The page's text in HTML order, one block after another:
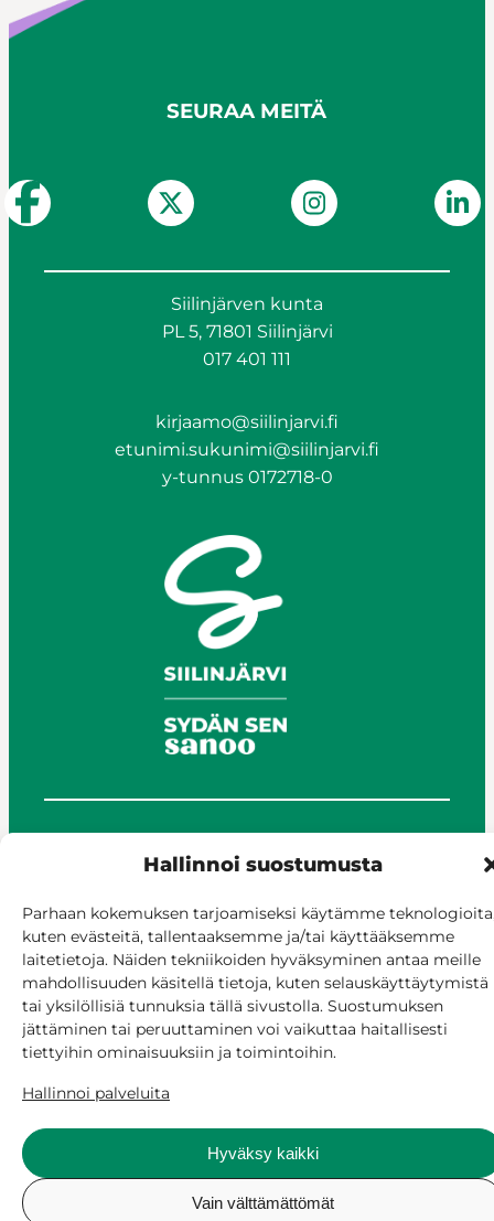
Hallinnoi suostumusta
Parhaan kokemuksen tarjoamiseksi käytämme
kuten evästeitä, tallentaaksemme ja/tai käyttääksemme
laitetietoja. Näiden tekniikoiden hyväksyminen antaa meille
mahdollisuuden käsitellä tietoja, kuten selauskäyttäytymistä
tai yksilöllisiä tunnuksia tällä sivustolla. Suostumuksen
jättäminen tai peruuttaminen voi vaikuttaa haitallisesti
tiettyihin ominaisuuksiin ja toimintoihin.
Hallinnoi palveluita
Hyväksy kaikki
Vain välttämättömät
SEURAA MEITÄ
Siilinjärven kunta
PL 5, 71801 Siilinjärvi
017 401 111
kirjaamo@siilinjarvi.fi
etunimi.sukunimi@siilinjarvi.fi
y-tunnus 0172718-0
© Siilinjärvi 2025
Anna palautetta
Asioi verkossa
Laskutus ja maksaminen
Saavutettavuus
Evästekäytäntö
Hallitse suostumusta